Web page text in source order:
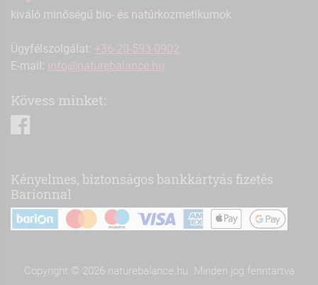
kiváló minőségű bio- és natúrkozmetikumok
Ügyfélszolgálat: +36-20-593-0902
E-mail: info@naturebalance.hu
Kövess minket:
Kényelmes, biztonságos bankkártyás fizetés
Barionnal
Copyright © 2026 naturebalance.hu. Minden jog fenntartva